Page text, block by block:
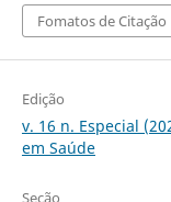
Fomatos de Citação
Edição
v. 16 n. Especial
em Saúde
Seção